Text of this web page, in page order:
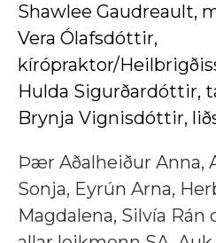
Shawlee Gaudreault,
Vera Ólafsdóttir,
kírópraktor/
Hulda Sigurðardóttir,
Brynja Vignisdóttir,
Þær Aðalheiður Anna,
Sonja, Eyrún Arna,
Magdalena, Silvía Rán